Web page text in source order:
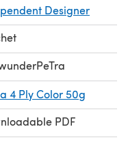
Designer
4 Ply Color 50g
PDF